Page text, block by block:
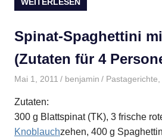
Spinat-Spaghettini
(Zutaten für 4
Mai 1, 2011 benjamin Pastagerichte,
Zutaten:
300 g Blattspinat (TK), 3 frische
Knoblauchzehen, 400 g